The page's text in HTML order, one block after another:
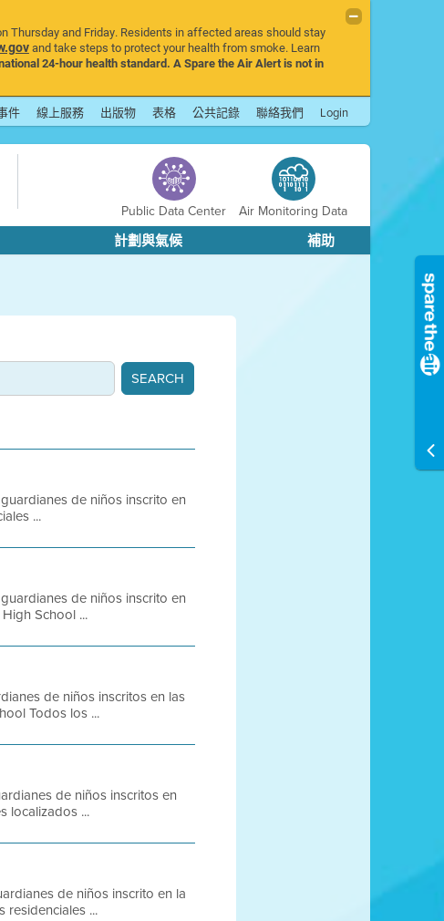
Thursday and Friday. Residents in affected areas should stay
and take steps to protect your health from smoke. Learn
24-hour health standard. A Spare the Air Alert is not in
件 線上服務 出版物 表格 公共記錄 聯絡我們 Login
Public Data Center Air Monitoring Data
計劃與氣候 補助
de niños inscrito en
...
de niños inscrito en
School ...
de niños inscritos en las
Todos los ...
de niños inscritos en
localizados ...
de niños inscrito en la
residenciales ...